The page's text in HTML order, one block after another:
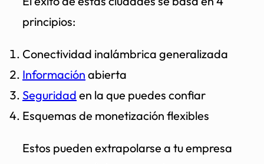
principios:
Conectividad inalámbrica generalizada
Información abierta
Seguridad en la que puedes confiar
Esquemas de monetización flexibles
Estos pueden extrapolarse a tu empresa